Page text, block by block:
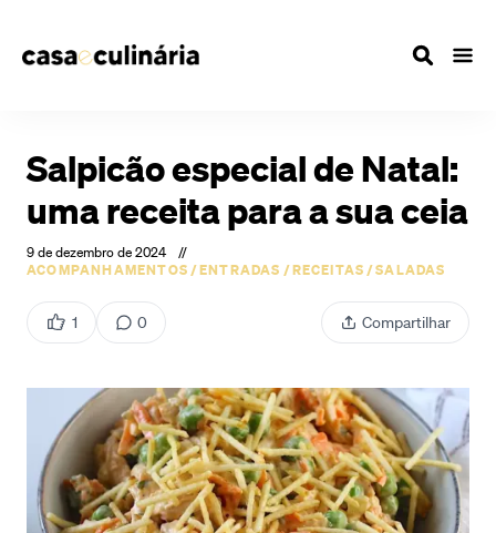
Salpicão especial de Natal:
uma receita para a sua ceia
9 de dezembro de 2024
//
ACOMPANHAMENTOS/ENTRADAS /RECEITAS/SALADAS
1 0 Compartilhar